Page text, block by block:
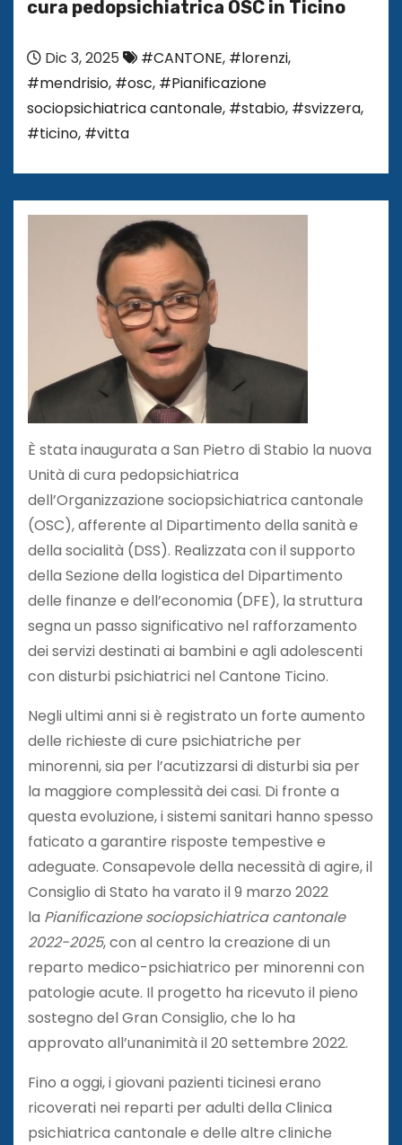
cura pedopsichiatrica OSC in Ticino
Dic 3, 2025 #CANTONE, #lorenzi,
#mendrisio, #osc, #Pianificazione
sociopsichiatrica cantonale, #stabio, #svizzera,
#ticino, #vitta
È stata inaugurata a San Pietro di Stabio la nuova
Unità di cura pedopsichiatrica
dell’Organizzazione sociopsichiatrica cantonale
(OSC), afferente al Dipartimento della sanità e
della socialità (DSS). Realizzata con il supporto
della Sezione della logistica del Dipartimento
delle finanze e dell’economia (DFE), la struttura
segna un passo significativo nel rafforzamento
dei servizi destinati ai bambini e agli adolescenti
con disturbi psichiatrici nel Cantone Ticino.
Negli ultimi anni si è registrato un forte aumento
delle richieste di cure psichiatriche per
minorenni, sia per l’acutizzarsi di disturbi sia per
la maggiore complessità dei casi. Di fronte a
questa evoluzione, i sistemi sanitari hanno spesso
faticato a garantire risposte tempestive e
adeguate. Consapevole della necessità di agire, il
Consiglio di Stato ha varato il 9 marzo 2022
la Pianificazione sociopsichiatrica cantonale
2022-2025, con al centro la creazione di un
reparto medico-psichiatrico per minorenni con
patologie acute. Il progetto ha ricevuto il pieno
sostegno del Gran Consiglio, che lo ha
approvato all’unanimità il 20 settembre 2022.
Fino a oggi, i giovani pazienti ticinesi erano
ricoverati nei reparti per adulti della Clinica
psichiatrica cantonale e delle altre cliniche